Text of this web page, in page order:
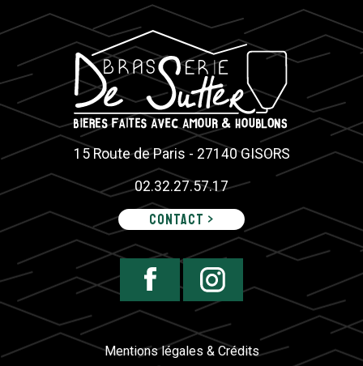
15 Route de Paris - 27140 GISORS
02.32.27.57.17
Contact >
Mentions légales & Crédits